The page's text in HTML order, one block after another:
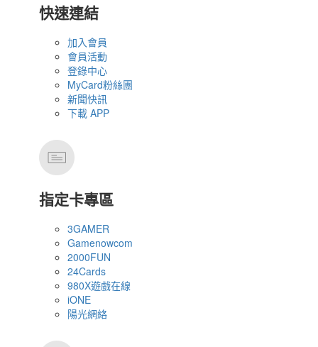
快速連結
加入會員
會員活動
登錄中心
MyCard粉絲團
新聞快訊
下載 APP
指定卡專區
3GAMER
Gamenowcom
2000FUN
24Cards
980X遊戲在線
iONE
陽光網絡